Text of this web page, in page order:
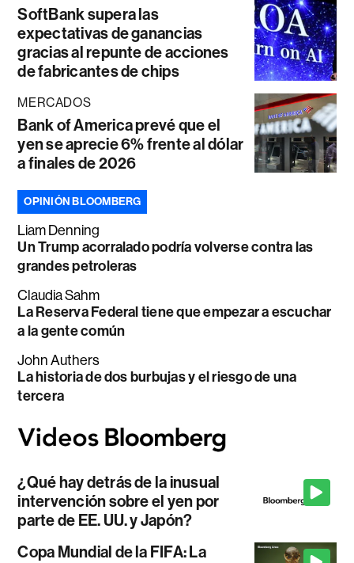
SoftBank supera las
expectativas de ganancias
gracias al repunte de acciones
de fabricantes de chips
MERCADOS
Bank of America prevé que el
yen se aprecie 6% frente al dólar
a finales de 2026
OPINIÓN BLOOMBERG
Liam Denning
Un Trump acorralado podría volverse contra las
grandes petroleras
Claudia Sahm
La Reserva Federal tiene que empezar a escuchar
a la gente común
John Authers
La historia de dos burbujas y el riesgo de una
tercera
¿Qué hay detrás de la inusual
intervención sobre el yen por
parte de EE. UU. y Japón?
Copa Mundial de la FIFA: La